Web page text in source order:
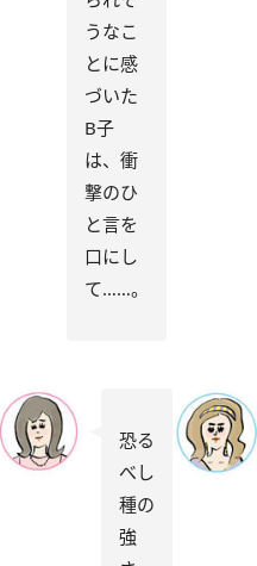
うなこ
とに感
づいた
B子
は、衝
撃のひ
と言を
口にし
て……。
恐る
べし
種の
強